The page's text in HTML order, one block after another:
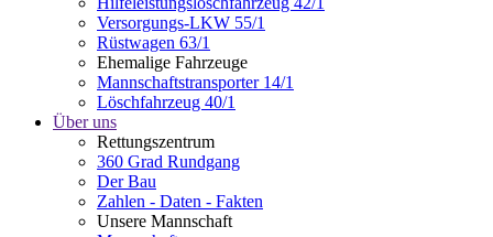
Versorgungs-LKW 55/1
Rüstwagen 63/1
Ehemalige Fahrzeuge
Mannschaftstransporter 14/1
Löschfahrzeug 40/1
Über uns
Rettungszentrum
360 Grad Rundgang
Der Bau
Zahlen - Daten - Fakten
Unsere Mannschaft